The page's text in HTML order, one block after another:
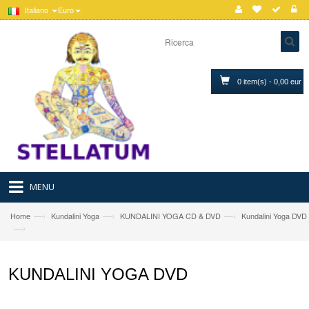
Italiano Euro
0 item(s) - 0,00 eur
MENU
Home —› Kundalini Yoga —› KUNDALINI YOGA CD & DVD —› Kundalini Yoga DVD
—›
KUNDALINI YOGA DVD